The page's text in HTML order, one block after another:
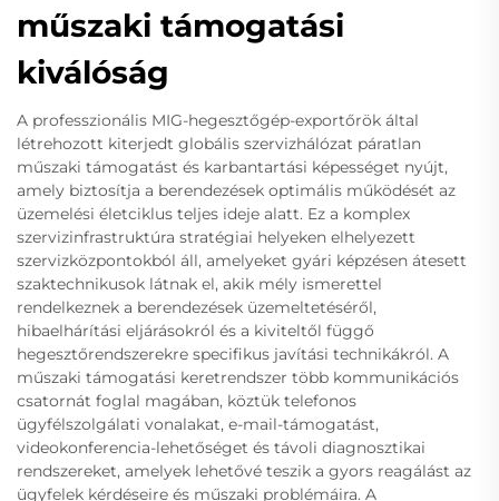
műszaki támogatási
kiválóság
A professzionális MIG-hegesztőgép-exportőrök által
létrehozott kiterjedt globális szervizhálózat páratlan
műszaki támogatást és karbantartási képességet nyújt,
amely biztosítja a berendezések optimális működését az
üzemelési életciklus teljes ideje alatt. Ez a komplex
szervizinfrastruktúra stratégiai helyeken elhelyezett
szervizközpontokból áll, amelyeket gyári képzésen átesett
szaktechnikusok látnak el, akik mély ismerettel
rendelkeznek a berendezések üzemeltetéséről,
hibaelhárítási eljárásokról és a kiviteltől függő
hegesztőrendszerekre specifikus javítási technikákról. A
műszaki támogatási keretrendszer több kommunikációs
csatornát foglal magában, köztük telefonos
ügyfélszolgálati vonalakat, e-mail-támogatást,
videokonferencia-lehetőséget és távoli diagnosztikai
rendszereket, amelyek lehetővé teszik a gyors reagálást az
ügyfelek kérdéseire és műszaki problémáira. A